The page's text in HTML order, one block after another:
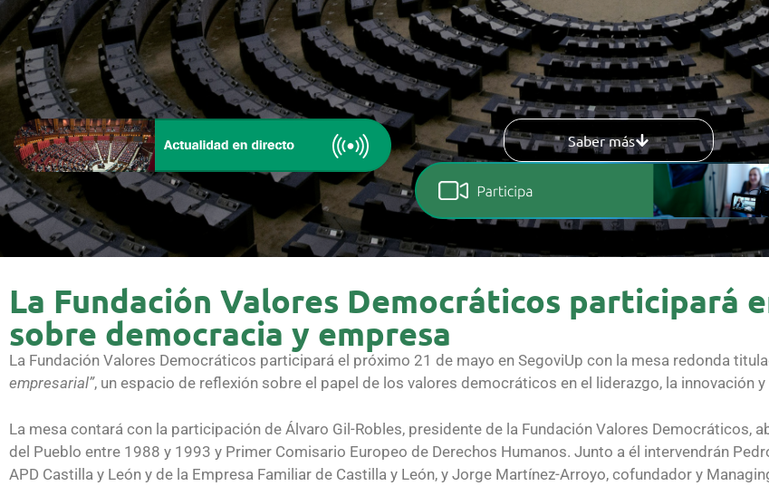
Saber más
La Fundación Valores Democráticos participará
sobre democracia y empresa
La Fundación Valores Democráticos participará el próximo 21 de mayo en SegoviUp con la mesa redonda
empresarial”, un espacio de reflexión sobre el papel de los valores democráticos en el liderazgo, la innovación
La mesa contará con la participación de Álvaro Gil-Robles, presidente de la Fundación Valores Democráticos,
del Pueblo entre 1988 y 1993 y Primer Comisario Europeo de Derechos Humanos. Junto a él intervendrán
APD Castilla y León y de la Empresa Familiar de Castilla y León, y Jorge Martínez-Arroyo, cofundador y